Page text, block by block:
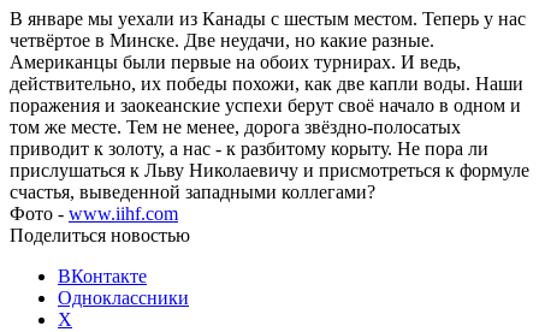
В январе мы уехали из Канады с шестым местом. Теперь у нас
четвёртое в Минске. Две неудачи, но какие разные.
Американцы были первые на обоих турнирах. И ведь,
действительно, их победы похожи, как две капли воды. Наши
поражения и заокеанские успехи берут своё начало в одном и
том же месте. Тем не менее, дорога звёздно-полосатых
приводит к золоту, а нас - к разбитому корыту. Не пора ли
прислушаться к Льву Николаевичу и присмотреться к формуле
счастья, выведенной западными коллегами?
Фото - www.iihf.com
Поделиться новостью
ВКонтакте
Одноклассники
X